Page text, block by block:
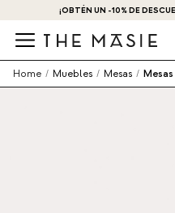
¡OBTÉN UN -10% DE
Home / Muebles / Mesas /